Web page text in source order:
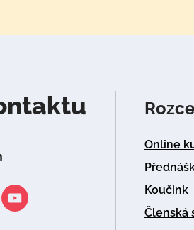
Online
Koučink
Členská